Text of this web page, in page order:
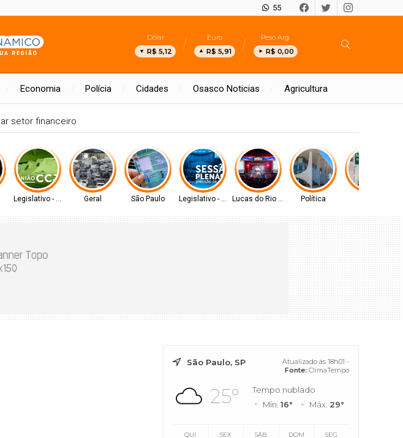
55
Dólar
R$ 5,12
Euro
R$ 5,91
Peso Arg.
R$ 0,00
Economia Polícia Cidades Osasco Noticias Agricultura
contam com plataformas digitais para apoiar estudos na escola e em casa
Legislativo - MS Geral São Paulo Legislativo - MS Lucas do Rio Verde Política
São Paulo, SP
Atualizado às 18h01 -
Fonte: ClimaTempo
25°
Tempo nublado
Mín. 16° Máx. 29°
QUI SEX SÁB DOM SEG